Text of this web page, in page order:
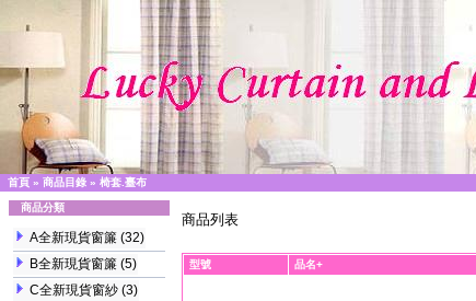
首頁 » 商品目錄 » 椅套.臺布
商品分類
A全新現貨窗簾 (32)
B全新現貨窗簾 (5)
C全新現貨窗紗 (3)
商品列表
型號 品名+